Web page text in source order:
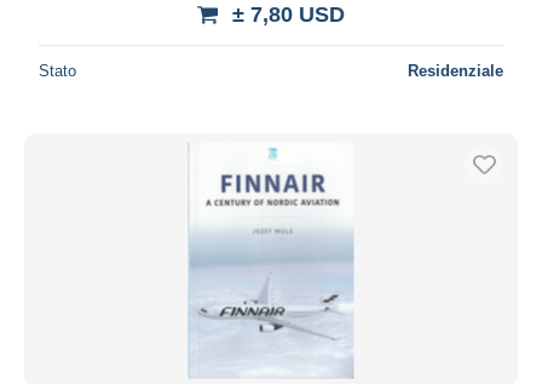
± 7,80 USD
Stato Residenziale